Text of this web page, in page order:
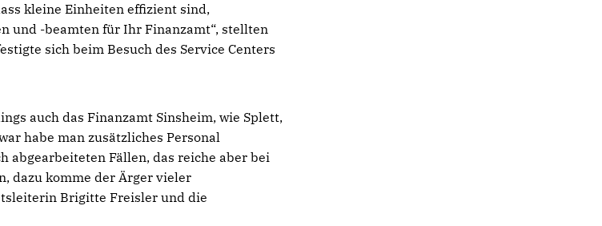
kleine Einheiten effizient sind,
und -beamten für Ihr Finanzamt“, stellten
sich beim Besuch des Service Centers
auch das Finanzamt Sinsheim, wie Splett,
habe man zusätzliches Personal
abgearbeiteten Fällen, das reiche aber bei
dazu komme der Ärger vieler
Brigitte Freisler und die